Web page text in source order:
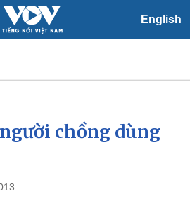
English
Xã hội
chồng dùng